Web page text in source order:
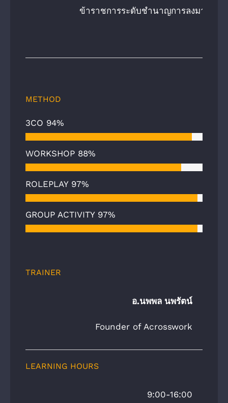
ข้าราชการระดับชํานาญการลงมา พนั
METHOD
3CO 94%
WORKSHOP 88%
ROLEPLAY 97%
GROUP ACTIVITY 97%
TRAINER
อ.นพพล นพรัตน์
Founder of Acrosswork
LEARNING HOURS
9:00-16:00